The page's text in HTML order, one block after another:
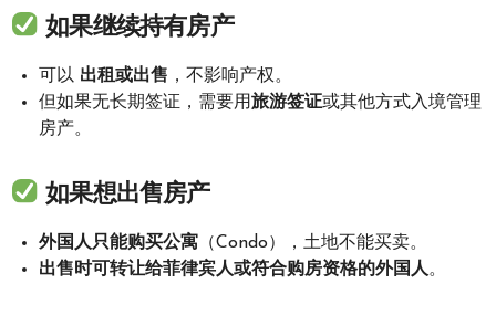
如果继续持有房产
可以 出租或出售 ，不影响产权。
但如果无长期签证，需要用旅游签证或其他方式入境管理
房产。
如果想出售房产
外国人只能购买公寓 （Condo），土地不能买卖。
出售时可转让给菲律宾人或符合购房资格的外国人。